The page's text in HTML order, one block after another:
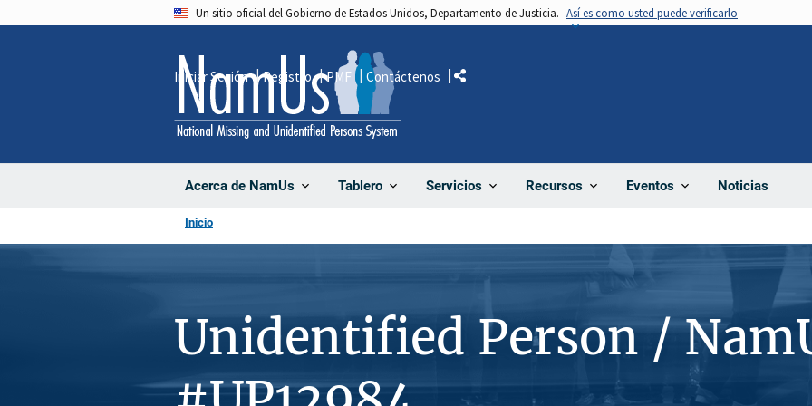
Un sitio oficial del Gobierno de Estados Unidos, Departamento de Justicia. Así es como usted puede verificarlo
Acerca de NamUs Tablero Servicios Recursos Eventos Noticias
Iniciar Sesión Registro PMF Contáctenos Comparte
Inicio
Unidentified Person /